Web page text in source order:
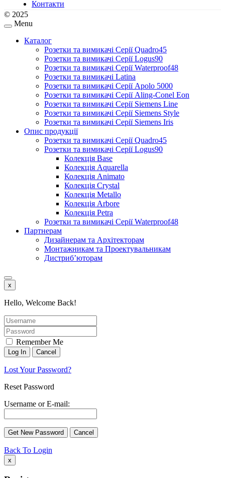
Контакти
© 2025
Menu
Каталог
Розетки та вимикачі Серії Quadro45
Розетки та вимикачі Серії Logus90
Розетки та вимикачі Серії Waterproof48
Розетки та вимикачі Latina
Розетки та вимикачі Серії Apolo 5000
Розетки та вимикачі Серії Aling-Conel Eon
Розетки та вимикачі Серії Siemens Line
Розетки та вимикачі Серії Siemens Style
Розетки та вимикачі Серії Siemens Iris
Опис продукції
Розетки та вимикачі Серії Quadro45
Розетки та вимикачі Серії Logus90
Колекція Base
Колекція Aquarella
Колекція Animato
Колекція Crystal
Колекція Metallo
Колекція Arbore
Колекція Petra
Розетки та вимикачі Серії Waterproof48
Партнерам
Дизайнерам та Архітекторам
Монтажникам та Проектувальникам
Дистриб’юторам
x
Hello, Welcome Back!
Remember Me
Lost Your Password?
Reset Password
Username or E-mail:
Back To Login
x